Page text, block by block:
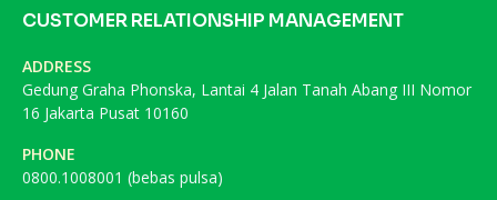
CUSTOMER RELATIONSHIP MANAGEMENT
ADDRESS
Gedung Graha Phonska, Lantai 4 Jalan Tanah Abang III Nomor
16 Jakarta Pusat 10160
PHONE
0800.1008001 (bebas pulsa)